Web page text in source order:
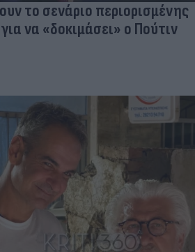
το σενάριο περιορισμένης
να «δοκιμάσει» ο Πούτιν